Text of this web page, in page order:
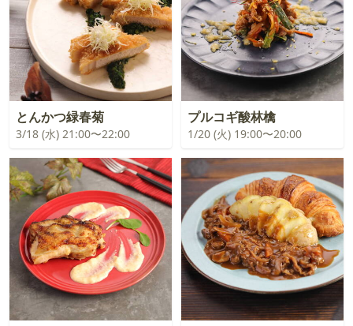
とんかつ緑春菊
3/18 (水) 21:00〜22:00
プルコギ酸林檎
1/20 (火) 19:00〜20:00